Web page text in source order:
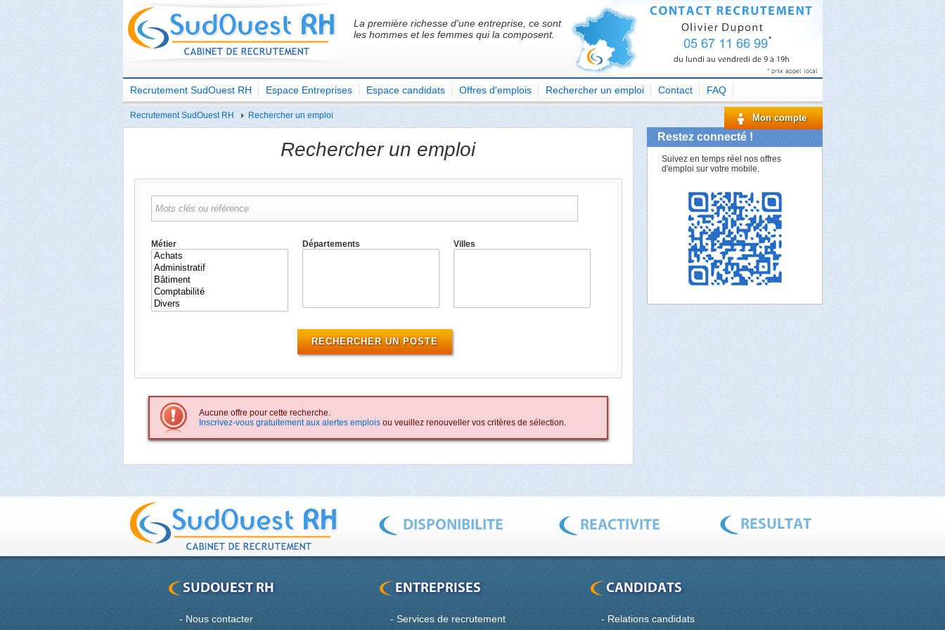
La première richesse d'une entreprise, ce sont
les hommes et les femmes qui la composent.
Recrutement SudOuest RH Espace Entreprises Espace candidats Offres d'emplois Rechercher un emploi Contact FAQ
Mon compte
Recrutement SudOuest RH Rechercher un emploi
Rechercher un emploi
Métier Départements Villes
Aucune offre pour cette recherche.
Inscrivez-vous gratuitement aux alertes emploisou veuillez renouveller vos critères de sélection.
Restez connecté !
Suivez en temps réel nos offres
d'emploi sur votre mobile.
- Nous contacter - Services de recrutement - Relations candidats